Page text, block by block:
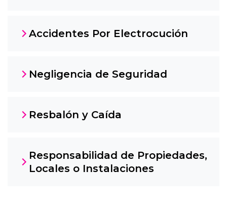
Accidentes Por Electrocución
Negligencia de Seguridad
Resbalón y Caída
Responsabilidad de Propiedades,
Locales o Instalaciones